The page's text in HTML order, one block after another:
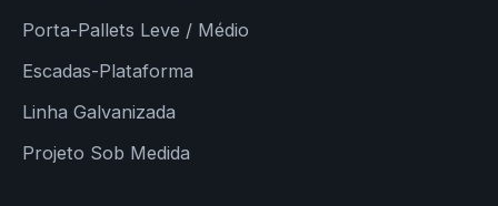
Porta-Pallets Leve / Médio
Escadas-Plataforma
Linha Galvanizada
Projeto Sob Medida